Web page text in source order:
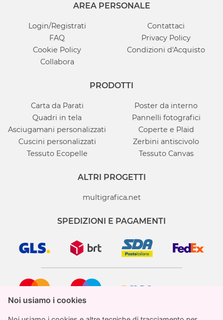
Noi usiamo i cookies
Noi usiamo i cookies
AREA PERSONALE
Login/Registrati
Contattaci
FAQ
Privacy Policy
Cookie Policy
Condizioni d'Acquisto
Collabora
PRODOTTI
Carta da Parati
Poster da interno
Quadri in tela
Pannelli fotografici
Asciugamani personalizzati
Coperte e Plaid
Cuscini personalizzati
Zerbini antiscivolo
Tessuto Ecopelle
Tessuto Canvas
ALTRI PROGETTI
multigrafica.net
SPEDIZIONI E PAGAMENTI